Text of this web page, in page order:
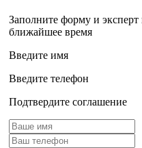
Заполните форму и
ближайшее время
Введите имя
Введите телефон
Подтвердите соглашение